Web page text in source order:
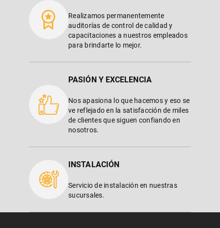
Realizamos permanentemente
auditorías de control de calidad y
capacitaciones a nuestros empleados
para brindarte lo mejor.
PASIÓN Y EXCELENCIA
Nos apasiona lo que hacemos y eso se
ve reflejado en la satisfacción de miles
de clientes que siguen confiando en
nosotros.
INSTALACIÓN
Servicio de instalación en nuestras
sucursales.